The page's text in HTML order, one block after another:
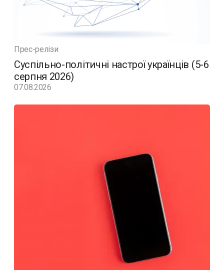
Прес-релізи
Суспільно-політичні настрої українців (5-6
серпня 2026)
07.08.2026